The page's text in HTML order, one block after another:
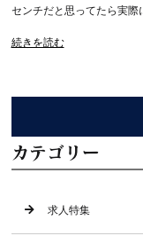
センチだと思ってたら実際
続きを読む
カテゴリー
求人特集